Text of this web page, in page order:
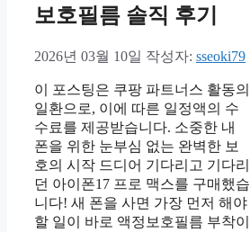
보호필름 솔직 후기
2026년 03월 10일 작성자: sseoki79
이 포스팅은 쿠팡 파트너스 활동의
일환으로, 이에 따른 일정액의 수
수료를 제공받습니다. 소중한 내
폰을 위한 눈부심 없는 완벽한 보
호의 시작 드디어 기다리고 기다리
던 아이폰17 프로 맥스를 구매했습
니다! 새 폰을 사면 가장 먼저 해야
할 일이 바로 액정보호필름 부착이